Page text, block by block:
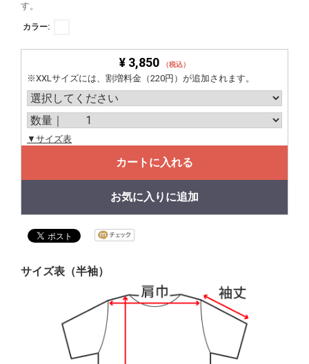
す。
カラー:
¥ 3,850 （税込）
※XXLサイズには、割増料金（220円）が追加されます。
▼サイズ表
カートに入れる
お気に入りに追加
サイズ表（半袖）